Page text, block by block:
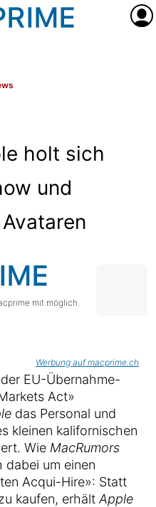
holt sich
und
mit möglich.
Werbung auf macprime.ch
EU-Übernahme-
Act»
das Personal und
kleinen kalifornischen
Wie MacRumors
dabei um einen
Acqui-Hire»: Statt
kaufen, erhält Apple